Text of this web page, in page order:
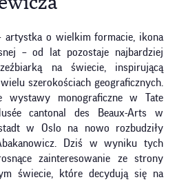
artystka o wielkim formacie, ikona
– od lat pozostaje najbardziej
na świecie, inspirującą
szerokościach geograficznych.
wystawy monograficzne w Tate
cantonal des Beaux-Arts w
w Oslo na nowo rozbudziły
Dziś w wyniku tych
zainteresowanie ze strony
świecie, które decydują się na